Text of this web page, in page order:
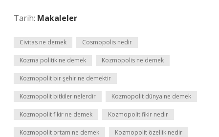
Tarih: Makaleler
Civitas ne demek Cosmopolis nedir
Kozma politik ne demek Kozmopolis ne demek
Kozmopolit bir şehir ne demektir
Kozmopolit bitkiler nelerdir Kozmopolit dünya ne demek
Kozmopolit fikir ne demek Kozmopolit fikir nedir
Kozmopolit ortam ne demek Kozmopolit özellik nedir